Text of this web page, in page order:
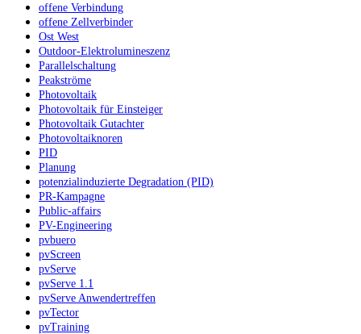
offene Verbindung
offene Zellverbinder
Ost West
Outdoor-Elektrolumineszenz
Parallelschaltung
Peakströme
Photovoltaik
Photovoltaik für Einsteiger
Photovoltaik Gutachter
Photovoltaiknoren
PID
Planung
potenzialinduzierte Degradation (PID)
PR-Kampagne
Public-affairs
PV-Engineering
pvbuero
pvScreen
pvServe
pvServe 1.1
pvServe Anwendertreffen
pvTector
pvTraining